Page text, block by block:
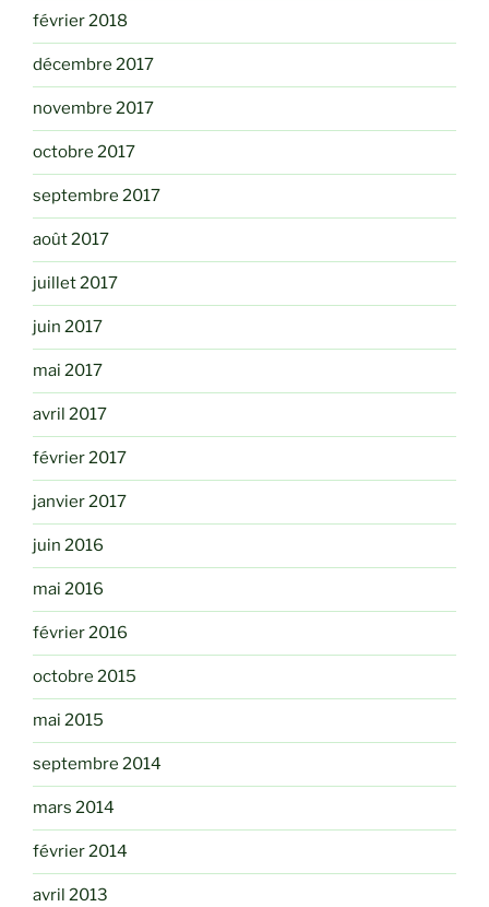
février 2018
décembre 2017
novembre 2017
octobre 2017
septembre 2017
août 2017
juillet 2017
juin 2017
mai 2017
avril 2017
février 2017
janvier 2017
juin 2016
mai 2016
février 2016
octobre 2015
mai 2015
septembre 2014
mars 2014
février 2014
avril 2013